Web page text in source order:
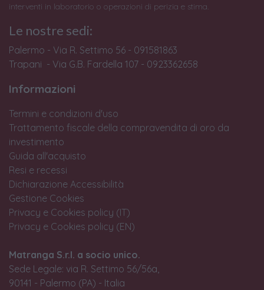
interventi in laboratorio o operazioni di perizia e stima.
Le nostre sedi:
Palermo - Via R. Settimo 56 - 091581863
Trapani - Via G.B. Fardella 107 - 0923362658
Informazioni
Termini e condizioni d'uso
Trattamento fiscale della compravendita di oro da
investimento
Guida all'acquisto
Resi e recessi
Dichiarazione Accessibilità
Gestione Cookies
Privacy e Cookies policy (IT)
Privacy e Cookies policy (EN)
Matranga S.r.l. a socio unico.
Sede Legale: via R. Settimo 56/56a,
90141 - Palermo (PA) - Italia